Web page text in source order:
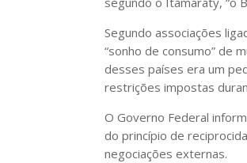
Segundo associações
“sonho de consumo” de
desses países era um
restrições impostas
O Governo Federal
do princípio de
negociações externas.